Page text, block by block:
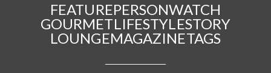
FEATUREPERSONWATCH
GOURMETLIFESTYLESTORY
LOUNGEMAGAZINETAGS